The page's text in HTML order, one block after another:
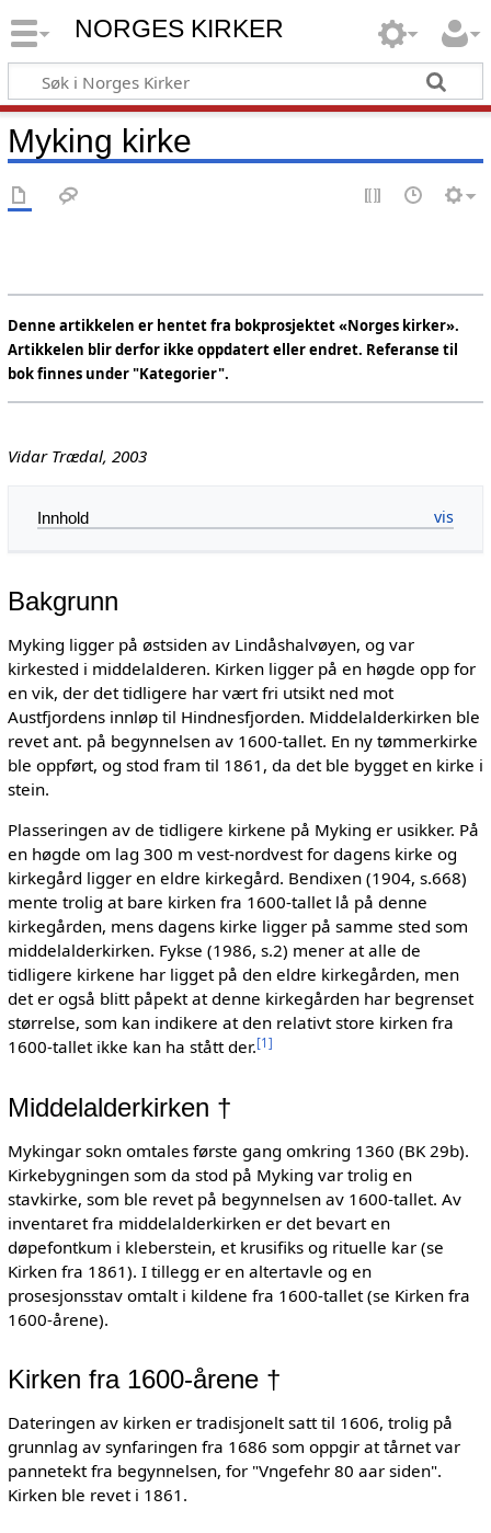
NORGES KIRKER
Myking kirke
Denne artikkelen er hentet fra bokprosjektet «Norges kirker».
Artikkelen blir derfor ikke oppdatert eller endret. Referanse til
bok finnes under "Kategorier".
Vidar Trædal, 2003
Innhold
Bakgrunn
Myking ligger på østsiden av Lindåshalvøyen, og var
kirkested i middelalderen. Kirken ligger på en høgde opp for
en vik, der det tidligere har vært fri utsikt ned mot
Austfjordens innløp til Hindnesfjorden. Middelalderkirken ble
revet ant. på begynnelsen av 1600-tallet. En ny tømmerkirke
ble oppført, og stod fram til 1861, da det ble bygget en kirke i
stein.
Plasseringen av de tidligere kirkene på Myking er usikker. På
en høgde om lag 300 m vest-nordvest for dagens kirke og
kirkegård ligger en eldre kirkegård. Bendixen (1904, s.668)
mente trolig at bare kirken fra 1600-tallet lå på denne
kirkegården, mens dagens kirke ligger på samme sted som
middelalderkirken. Fykse (1986, s.2) mener at alle de
tidligere kirkene har ligget på den eldre kirkegården, men
det er også blitt påpekt at denne kirkegården har begrenset
størrelse, som kan indikere at den relativt store kirken fra
1600-tallet ikke kan ha stått der.[1 ]
Middelalderkirken †
Mykingar sokn omtales første gang omkring 1360 (BK 29b).
Kirkebygningen som da stod på Myking var trolig en
stavkirke, som ble revet på begynnelsen av 1600-tallet. Av
inventaret fra middelalderkirken er det bevart en
døpefontkum i kleberstein, et krusifiks og rituelle kar (se
Kirken fra 1861). I tillegg er en altertavle og en
prosesjonsstav omtalt i kildene fra 1600-tallet (se Kirken fra
1600-årene).
Kirken fra 1600-årene †
Dateringen av kirken er tradisjonelt satt til 1606, trolig på
grunnlag av synfaringen fra 1686 som oppgir at tårnet var
pannetekt fra begynnelsen, for "Vngefehr 80 aar siden".
Kirken ble revet i 1861.